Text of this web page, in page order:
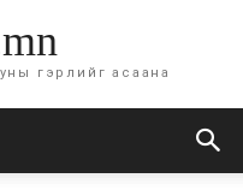
гэрлийг асаана